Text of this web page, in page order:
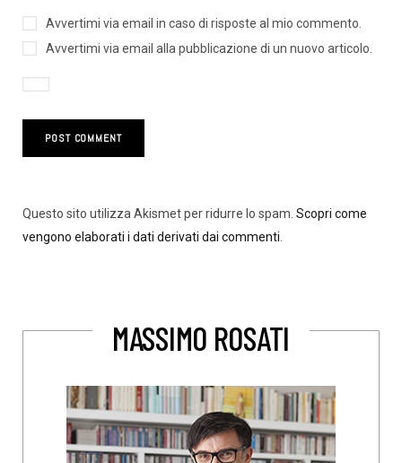
Avvertimi via email in caso di risposte al mio commento.
Avvertimi via email alla pubblicazione di un nuovo articolo.
Questo sito utilizza Akismet per ridurre lo spam. Scopri come
vengono elaborati i dati derivati dai commenti
MASSIMO ROSATI